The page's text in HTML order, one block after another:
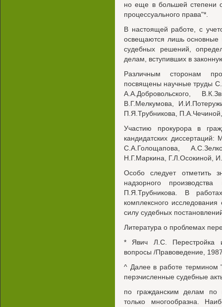
но еще в большей степени
процессуального права"*.
В настоящей работе, с
освещаются лишь основные
судебных решений,
делам, вступивших в
Различным сторонам
посвящены научные труды
А.А.Добровольского,
В.Г.Мелкумова,
П.Я.Трубникова,
Участию прокурора в
кандидатских
С.А.Голощапова,
Н.Г.Маркина, Г.Л.Осокиной,
Особо следует отметить
надзорного
П.Я.Трубникова. В
комплексного
силу судебных
Литература о проблемах
* Явич Л.С. Перестройка и
вопросы /Правоведение,
^ Далее в работе термином
перзчисленные судебные
по гражданским делам по
только многообразна.